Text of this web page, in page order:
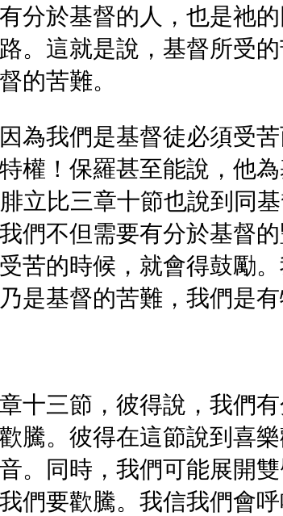
分於基督的人，也是祂
。這就是說，基督所受
的苦難。
為我們是基督徒必須受
權！保羅甚至能說，他
立比三章十節也說到同
們不但需要有分於基督
苦的時候，就會得鼓勵
是基督的苦難，我們是
十三節，彼得說，我們
騰。彼得在這節說到喜
。同時，我們可能展開
們要歡騰。我信我們會